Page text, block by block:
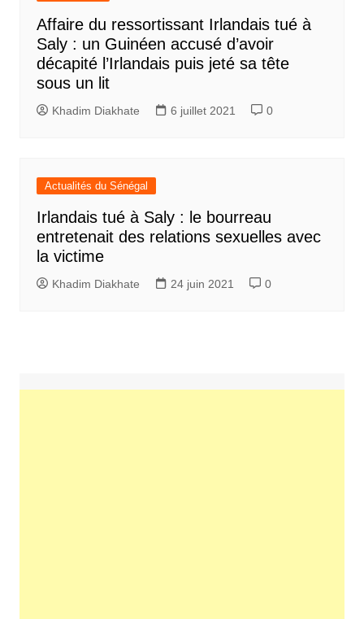
Affaire du ressortissant Irlandais tué à
Saly : un Guinéen accusé d’avoir
décapité l’Irlandais puis jeté sa tête
sous un lit
Khadim Diakhate 6 juillet 2021 0
Actualités du Sénégal
Irlandais tué à Saly : le bourreau
entretenait des relations sexuelles avec
la victime
Khadim Diakhate 24 juin 2021 0